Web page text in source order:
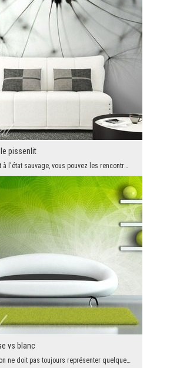
pissenlit
Ils poussent à l'état sauvage, vous pouvez les rencontrer partout. Cependant, personne ne les reg...
vs blanc
La décoration ne doit pas toujours représenter quelque chose de spécifique. Ici, nous avons le me...